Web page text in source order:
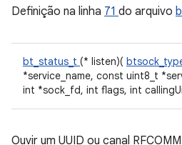
Definição na linha 71 do arquivo
bt_status_t (* listen)(
*service_name, const uint8_t
int *sock_fd, int flags, int
Ouvir um UUID ou canal